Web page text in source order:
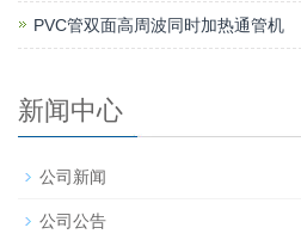
PVC管双面高周波同时加热通管机
新闻中心
公司新闻
公司公告